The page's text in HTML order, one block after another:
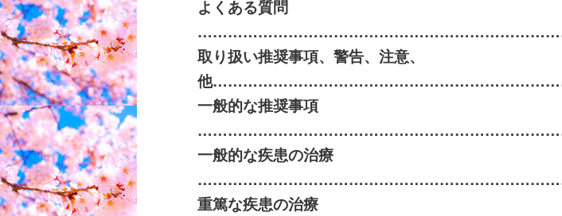
よくある質問
取り扱い推奨事項、警告、注意、
他
一般的な推奨事項
一般的な疾患の治療
重篤な疾患の治療